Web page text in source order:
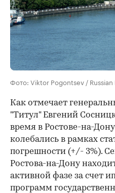
Фото: Viktor Pogontsev / Russian
Как отмечает
"Титул" Евгений
время в Ростове-на-
колебались в рамках
погрешности (+/- 3%).
Ростова-на-Дону
активной фазе за счет
программ